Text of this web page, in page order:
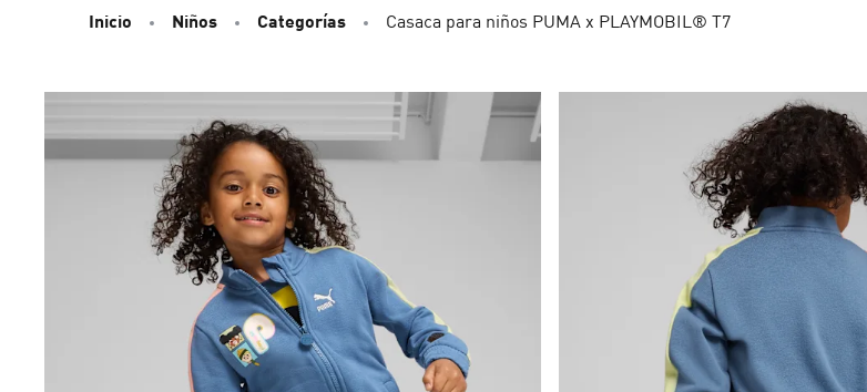
Inicio Niños Categorías Casaca para niños PUMA x PLAYMOBIL® T7